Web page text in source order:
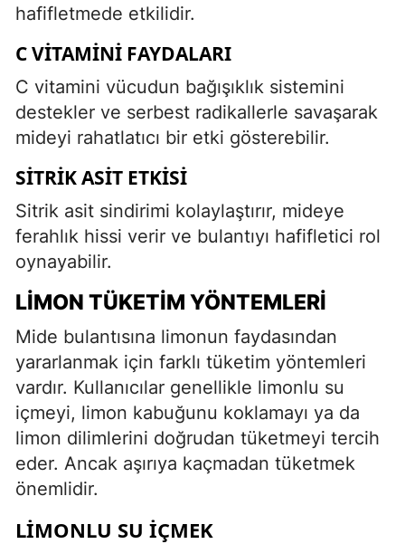
hafifletmede etkilidir.
C VITAMINI FAYDALARI
C vitamini vücudun bağışıklık sistemini
destekler ve serbest radikallerle savaşarak
mideyi rahatlatıcı bir etki gösterebilir.
SITRIK ASIT ETKISI
Sitrik asit sindirimi kolaylaştırır, mideye
ferahlık hissi verir ve bulantıyı hafifletici rol
oynayabilir.
LIMON TÜKETIM YÖNTEMLERI
Mide bulantısına limonun faydasından
yararlanmak için farklı tüketim yöntemleri
vardır. Kullanıcılar genellikle limonlu su
içmeyi, limon kabuğunu koklamayı ya da
limon dilimlerini doğrudan tüketmeyi tercih
eder. Ancak aşırıya kaçmadan tüketmek
önemlidir.
LIMONLU SU İÇMEK